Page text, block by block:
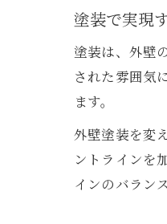
塗装で実現
塗装は、外壁
された雰囲気
ます。
外壁塗装を変
ントラインを
インのバラン